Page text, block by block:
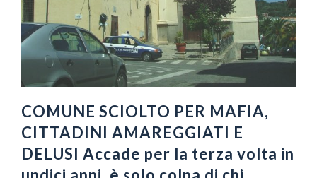
COMUNE SCIOLTO PER MAFIA,
CITTADINI AMAREGGIATI E
DELUSI Accade per la terza volta in